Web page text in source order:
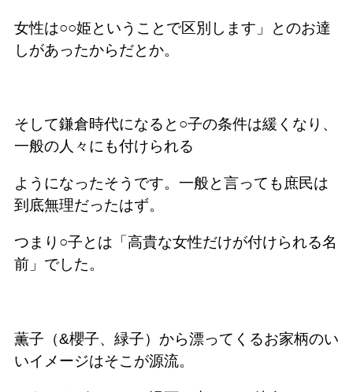
女性は○○姫ということで区別します」とのお達
しがあったからだとか。
そして鎌倉時代になると○子の条件は緩くなり、
一般の人々にも付けられる
ようになったそうです。一般と言っても庶民は
到底無理だったはず。
つまり○子とは「高貴な女性だけが付けられる名
前」でした。
薫子（&櫻子、緑子）から漂ってくるお家柄のい
いイメージはそこが源流。